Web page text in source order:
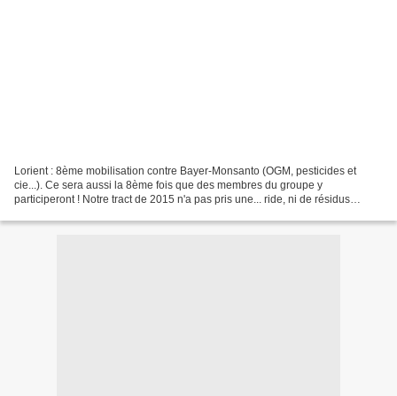
Lorient : 8ème mobilisation contre Bayer-Monsanto (OGM, pesticides et
cie...). Ce sera aussi la 8ème fois que des membres du groupe y
participeront ! Notre tract de 2015 n'a pas pris une... ride, ni de résidus